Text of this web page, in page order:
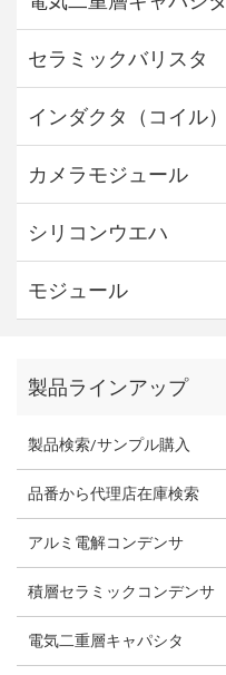
セラミックバリスタ
インダクタ（コイル）
カメラモジュール
シリコンウエハ
モジュール
製品ラインアップ
製品検索/サンプル購入
品番から代理店在庫検索
アルミ電解コンデンサ
積層セラミックコンデンサ
電気二重層キャパシタ